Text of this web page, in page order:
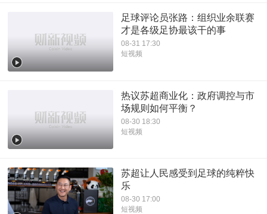
足球评论员张路：组织业余联赛
才是各级足协最该干的事
08-31 17:30
短视频
热议苏超商业化：政府调控与市
场规则如何平衡？
08-30 18:30
短视频
苏超让人民感受到足球的纯粹快
乐
08-30 17:00
短视频